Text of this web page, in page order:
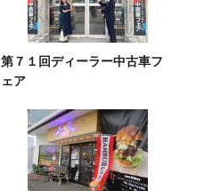
第７１回ディーラー中古車フ
ェア